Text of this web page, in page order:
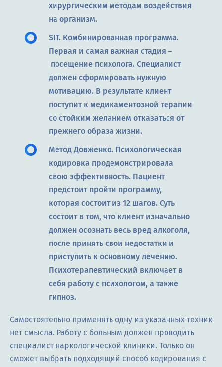
хирургическим методам воздействия
на организм.
SIT. Комбинированная программа.
Первая и самая важная стадия –
посещение психолога. Специалист
должен сформировать нужную
мотивацию. В результате клиент
поступит к медикаментозной терапии
со стойким желанием отказаться от
прежнего образа жизни.
Метод Довженко. Психологическая
кодировка продемонстрировала
свою эффективность. Пациент
предстоит пройти программу,
которая состоит из 12 шагов. Суть
состоит в том, что клиент изначально
должен осознать весь вред алкоголя,
после принять свои недостатки и
приступить к основному лечению.
Психотерапевтический включает в
себя работу с психологом, а также
гипноз.
Самостоятельно применять одну из указанных техник
нет смысла. Работу с больным должен проводить
специалист наркологической клиники. Только он
сможет выбрать подходящий способ кодирования с